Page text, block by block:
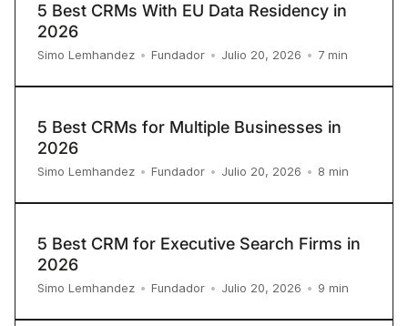
5 Best CRMs With EU Data Residency in
2026
Simo Lemhandez • Fundador • Julio 20, 2026 • 7 min
5 Best CRMs for Multiple Businesses in
2026
Simo Lemhandez • Fundador • Julio 20, 2026 • 8 min
5 Best CRM for Executive Search Firms in
2026
Simo Lemhandez • Fundador • Julio 20, 2026 • 9 min